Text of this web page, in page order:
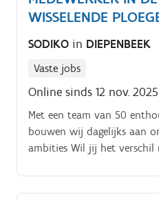
WISSELENDE
SODIKO in DIEPENBEEK
Vaste jobs
Online sinds 12 nov. 2025
Met een team van 50
bouwen wij dagelijks aan
ambities Wil jij het verschil